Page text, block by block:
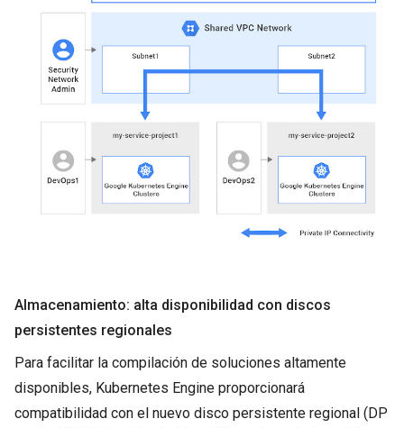
Almacenamiento: alta disponibilidad con discos
persistentes regionales
Para facilitar la compilación de soluciones altamente
disponibles, Kubernetes Engine proporcionará
compatibilidad con el nuevo disco persistente regional (DP